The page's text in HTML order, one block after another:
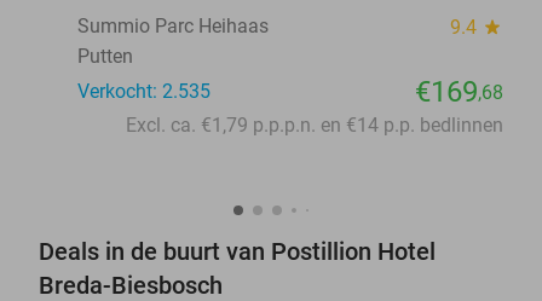
Summio Parc Heihaas
9.4 star
Putten
Verkocht: 2.535
€169,68
Excl. ca. €1,79 p.p.p.n. en €14 p.p. bedlinnen
Deals in de buurt van Postillion Hotel
Breda-Biesbosch